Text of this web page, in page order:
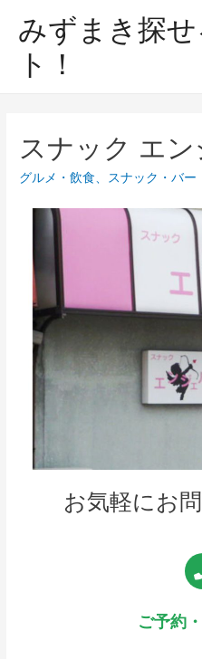
みずまき探せ
ト！
スナック エ
グルメ・飲食、 スナック・バー
お気軽にお
ご予約